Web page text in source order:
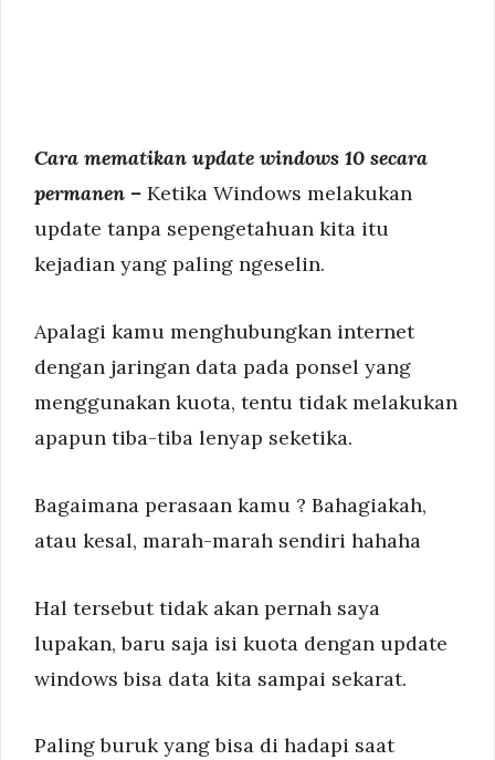
Cara mematikan update windows 10 secara
permanen – Ketika Windows melakukan
update tanpa sepengetahuan kita itu
kejadian yang paling ngeselin.
Apalagi kamu menghubungkan internet
dengan jaringan data pada ponsel yang
menggunakan kuota, tentu tidak melakukan
apapun tiba-tiba lenyap seketika.
Bagaimana perasaan kamu ? Bahagiakah,
atau kesal, marah-marah sendiri hahaha
Hal tersebut tidak akan pernah saya
lupakan, baru saja isi kuota dengan update
windows bisa data kita sampai sekarat.
Paling buruk yang bisa di hadapi saat